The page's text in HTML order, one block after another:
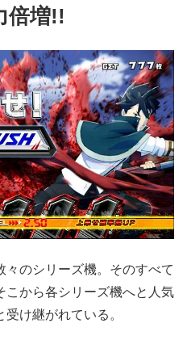
倍増!!
のシリーズ機。そのすべて
こから各シリーズ機へと人気
け継がれている。